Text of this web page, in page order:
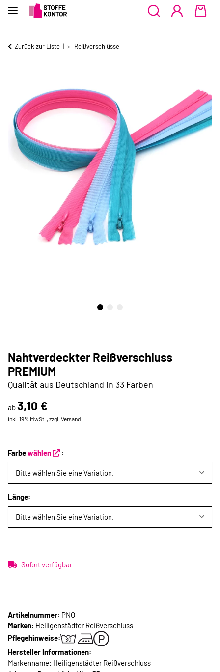
Zurück zur Liste Reißverschlüsse
Nahtverdeckter Reißverschluss
PREMIUM
Qualität aus Deutschland in 33 Farben
ab3,10 €
inkl. 19% MwSt. , zzgl. Versand
Farbewählen :
Bitte wählen Sie eine Variation.
Länge:
Bitte wählen Sie eine Variation.
Sofort verfügbar
Artikelnummer: PNO
Marken: Heiligenstädter Reißverschluss
Pflegehinweise:
Hersteller Informationen:
Markenname: Heiligenstädter Reißverschluss